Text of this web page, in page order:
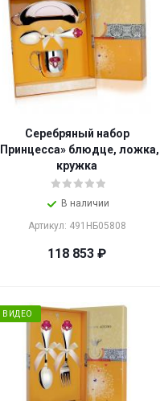
Серебряный набор
блюдце, ложка,
кружка
В наличии
Артикул: 491НБ05808
118 853 ₽
ВИДЕО